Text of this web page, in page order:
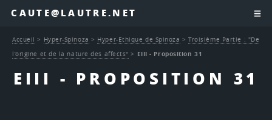
CAUTE@LAUTRE.NET
EIII - PROPOSITION 31
Accueil > Hyper-Spinoza > Hyper-Ethique de Spinoza >Troisième Partie : "De
l’origine et de la nature des affects" > EIII - Proposition 31